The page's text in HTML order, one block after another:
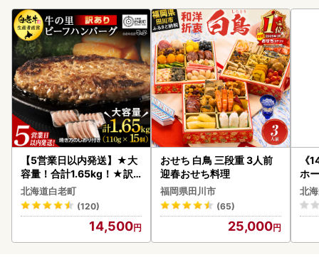
【5営業日以内発送】★大
容量！合計1.65kg！★訳
あり・牛の里ビーフハンバ
ーグ(110ｇ5枚入）×3 AG
058
北海道白老町
(120)
14,500
おせち 白鳥 三段重 3人前
迎春おせち料理
福岡県田川市
(65)
25,000
《
ホ
( 飲
ク
贈
い
北